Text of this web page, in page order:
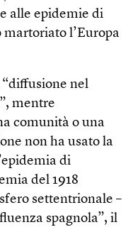
alle epidemie di
l’Europa
nel
mentre
comunità o una
non ha usato la
di
del 1918
settentrionale –
spagnola”, il